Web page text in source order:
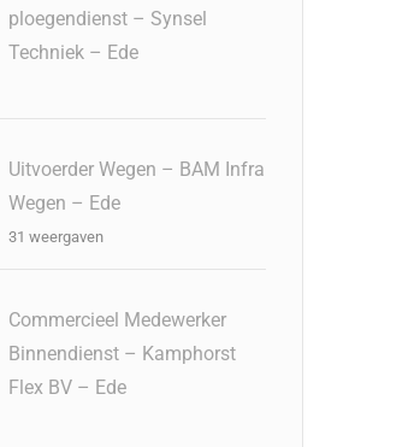
ploegendienst – Synsel
Techniek – Ede
Uitvoerder Wegen – BAM Infra
Wegen – Ede
31 weergaven
Commercieel Medewerker
Binnendienst – Kamphorst
Flex BV – Ede